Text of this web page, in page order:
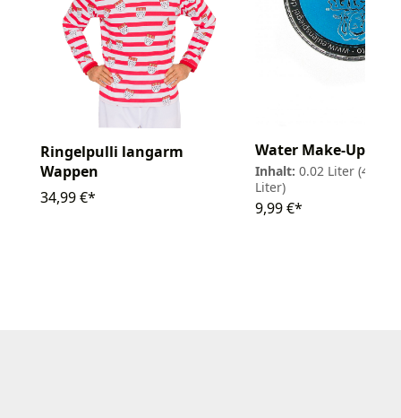
Ringelpulli langarm
Wappen
34,99 €*
Water Make-Up
Inhalt: 0.02 Liter
Liter)
9,99 €*